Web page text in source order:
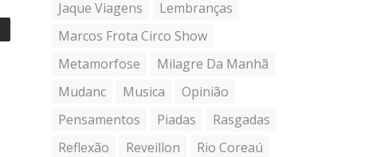
Jaque Viagens
Lembranças
Marcos Frota Circo Show
Metamorfose
Milagre Da Manhã
Mudanc
Musica
Opinião
Pensamentos
Piadas
Rasgadas
Reflexão
Reveillon
Rio Coreaú